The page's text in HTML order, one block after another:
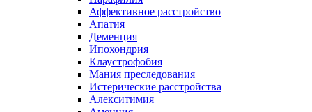
Аффективное расстройство
Апатия
Деменция
Ипохондрия
Клаустрофобия
Мания преследования
Истерические расстройства
Алекситимия